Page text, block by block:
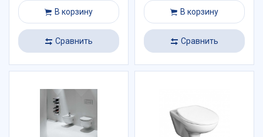
В корзину
Сравнить
В корзину
Сравнить